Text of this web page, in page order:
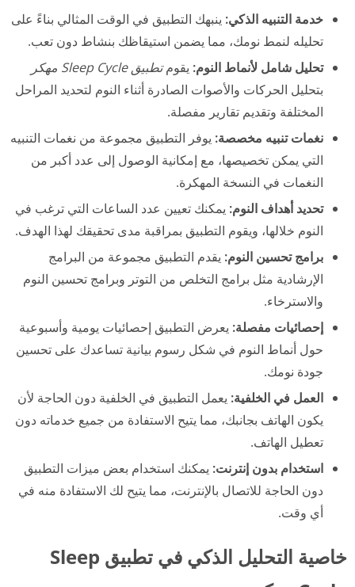
خدمة التنبيه الذكي: ينبهك التطبيق في الوقت المثالي بناءً على
تحليله لنمط نومك، مما يضمن استيقاظك بنشاط دون تعب.
تحليل شامل لأنماط النوم: يقومتطبيق Sleep Cycle مهكر
بتحليل الحركات والأصوات الصادرة أثناء النوم لتحديد المراحل
المختلفة وتقديم تقارير مفصلة.
نغمات تنبيه مخصصة: يوفر التطبيق مجموعة من نغمات التنبيه
التي يمكن تخصيصها، مع إمكانية الوصول إلى عدد أكبر من
النغمات في النسخة المهكرة.
تحديد أهداف النوم: يمكنك تعيين عدد الساعات التي ترغب في
النوم خلالها، ويقوم التطبيق بمراقبة مدى تحقيقك لهذا الهدف.
برامج تحسين النوم: يقدم التطبيق مجموعة من البرامج
الإرشادية مثل برامج التخلص من التوتر وبرامج تحسين النوم
والاسترخاء.
إحصائيات مفصلة: يعرض التطبيق إحصائيات يومية وأسبوعية
حول أنماط النوم في شكل رسوم بيانية تساعدك على تحسين
جودة نومك.
العمل في الخلفية: يعمل التطبيق في الخلفية دون الحاجة لأن
يكون الهاتف بجانبك، مما يتيح الاستفادة من جميع خدماته دون
تعطيل الهاتف.
استخدام بدون إنترنت: يمكنك استخدام بعض ميزات التطبيق
دون الحاجة للاتصال بالإنترنت، مما يتيح لك الاستفادة منه في
أي وقت.
خاصية التحليل الذكي في تطبيق Sleep